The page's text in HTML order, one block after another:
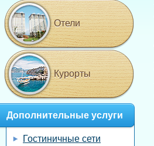
Отели
Курорты
Дополнительные услуги
Гостиничные сети